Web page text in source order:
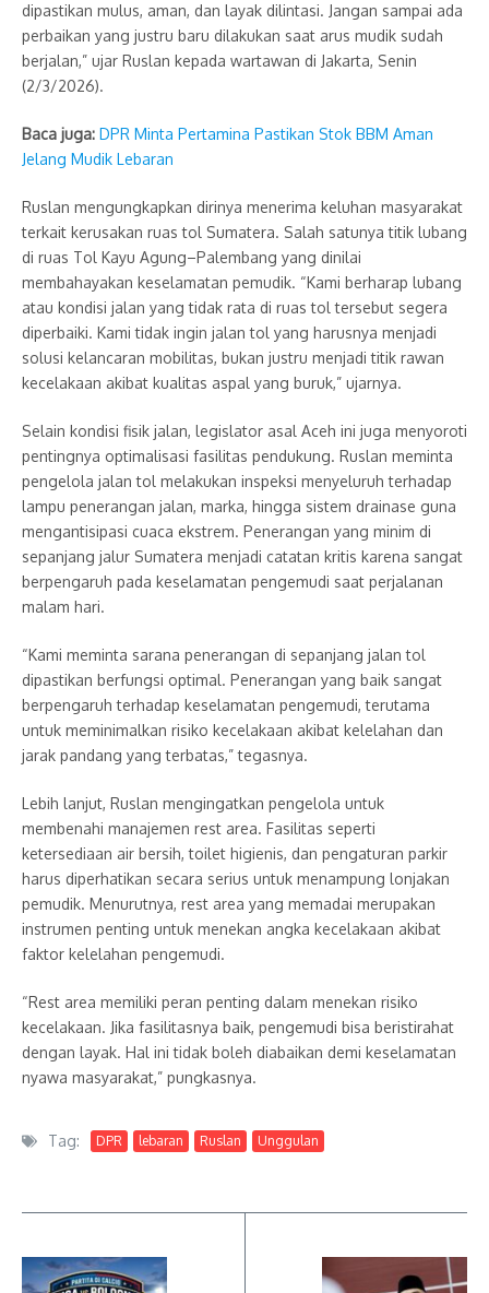
dipastikan mulus, aman, dan layak dilintasi. Jangan sampai ada
perbaikan yang justru baru dilakukan saat arus mudik sudah
berjalan,” ujar Ruslan kepada wartawan di Jakarta, Senin
(2/3/2026).
Baca juga: DPR Minta Pertamina Pastikan Stok BBM Aman
Jelang Mudik Lebaran
Ruslan mengungkapkan dirinya menerima keluhan masyarakat
terkait kerusakan ruas tol Sumatera. Salah satunya titik lubang
di ruas Tol Kayu Agung–Palembang yang dinilai
membahayakan keselamatan pemudik. “Kami berharap lubang
atau kondisi jalan yang tidak rata di ruas tol tersebut segera
diperbaiki. Kami tidak ingin jalan tol yang harusnya menjadi
solusi kelancaran mobilitas, bukan justru menjadi titik rawan
kecelakaan akibat kualitas aspal yang buruk,” ujarnya.
Selain kondisi fisik jalan, legislator asal Aceh ini juga menyoroti
pentingnya optimalisasi fasilitas pendukung. Ruslan meminta
pengelola jalan tol melakukan inspeksi menyeluruh terhadap
lampu penerangan jalan, marka, hingga sistem drainase guna
mengantisipasi cuaca ekstrem. Penerangan yang minim di
sepanjang jalur Sumatera menjadi catatan kritis karena sangat
berpengaruh pada keselamatan pengemudi saat perjalanan
malam hari.
“Kami meminta sarana penerangan di sepanjang jalan tol
dipastikan berfungsi optimal. Penerangan yang baik sangat
berpengaruh terhadap keselamatan pengemudi, terutama
untuk meminimalkan risiko kecelakaan akibat kelelahan dan
jarak pandang yang terbatas,” tegasnya.
Lebih lanjut, Ruslan mengingatkan pengelola untuk
membenahi manajemen rest area. Fasilitas seperti
ketersediaan air bersih, toilet higienis, dan pengaturan parkir
harus diperhatikan secara serius untuk menampung lonjakan
pemudik. Menurutnya, rest area yang memadai merupakan
instrumen penting untuk menekan angka kecelakaan akibat
faktor kelelahan pengemudi.
“Rest area memiliki peran penting dalam menekan risiko
kecelakaan. Jika fasilitasnya baik, pengemudi bisa beristirahat
dengan layak. Hal ini tidak boleh diabaikan demi keselamatan
nyawa masyarakat,” pungkasnya.
Tag: DPR lebaran Ruslan Unggulan